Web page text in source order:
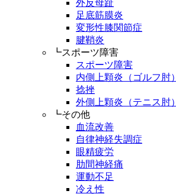
外反母趾
足底筋膜炎
変形性膝関節症
腱鞘炎
┗スポーツ障害
スポーツ障害
内側上顆炎（ゴルフ肘）
捻挫
外側上顆炎（テニス肘）
┗その他
血流改善
自律神経失調症
眼精疲労
肋間神経痛
運動不足
冷え性